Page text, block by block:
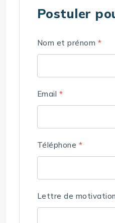
Postuler
Nom et prénom *
Email *
Téléphone *
Lettre de